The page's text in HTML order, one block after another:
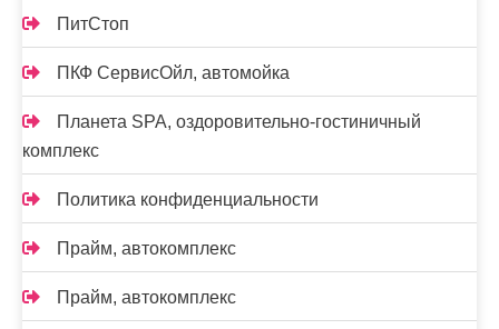
ПитСтоп
ПКФ СервисОйл, автомойка
Планета SPA, оздоровительно-гостиничный
комплекс
Политика конфиденциальности
Прайм, автокомплекс
Прайм, автокомплекс